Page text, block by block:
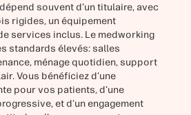
souvent d’un titulaire, avec
rigides, un équipement
services inclus. Le medworking
standards élevés: salles
ménage quotidien, support
Vous bénéficiez d’une
pour vos patients, d’une
et d’un engagement